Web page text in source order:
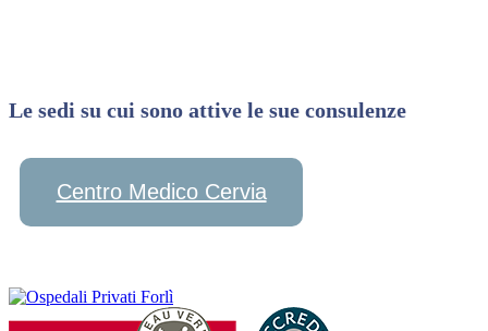
Le sedi su cui sono attive le sue consulenze
Centro Medico Cervia